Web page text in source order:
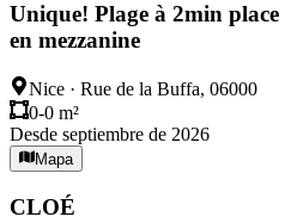
Unique! Plage à 2min place
en mezzanine
Nice · Rue de la Buffa, 06000
0-0 m²
Desde septiembre de 2026
Mapa
CLOÉ